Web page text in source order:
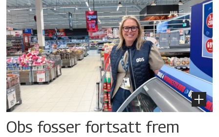
Obs fosser fortsatt frem